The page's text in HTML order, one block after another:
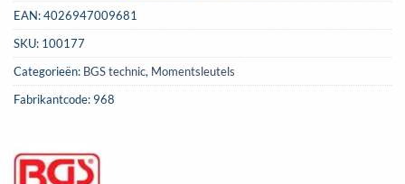
EAN:4026947009681
SKU: 100177
Categorieën: BGS technic, Momentsleutels
Fabrikantcode: 968